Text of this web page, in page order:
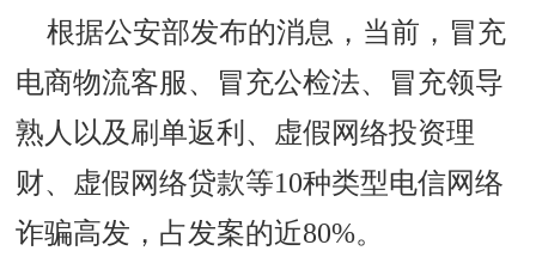
根据公安部发布的消息，当前，冒充
电商物流客服、冒充公检法、冒充领导
熟人以及刷单返利、虚假网络投资理
财、虚假网络贷款等10种类型电信网络
诈骗高发，占发案的近80%。